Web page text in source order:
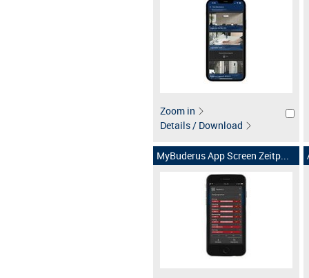
Zoom in
Details / Download
MyBuderus App Screen Zeitp...